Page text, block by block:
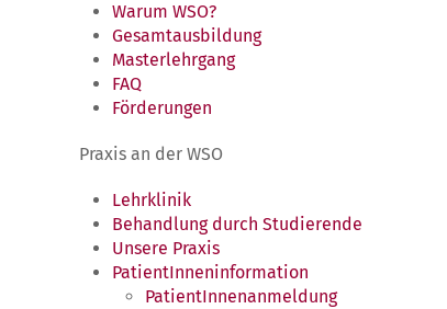
Warum WSO?
Gesamtausbildung
Masterlehrgang
FAQ
Förderungen
Praxis an der WSO
Lehrklinik
Behandlung durch Studierende
Unsere Praxis
PatientInneninformation
PatientInnenanmeldung